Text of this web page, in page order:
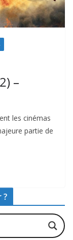
–
les cinémas
partie de
?